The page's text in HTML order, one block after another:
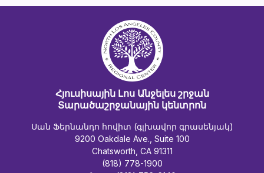
Հյուսիսային Լոս Անջելես շրջան
Տարածաշրջանային կենտրոն
Սան Ֆերնանդո հովիտ (գլխավոր գրասենյակ)
9200 Oakdale Ave., Suite 100
Chatsworth, CA 91311
(818) 778-1900